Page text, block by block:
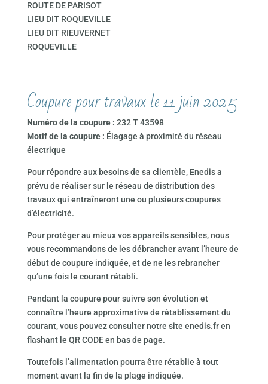
ROUTE DE PARISOT
LIEU DIT ROQUEVILLE
LIEU DIT RIEUVERNET
ROQUEVILLE
Coupure pour travaux le 11 juin 2025
Numéro de la coupure : 232 T 43598
Motif de la coupure : Élagage à proximité du réseau
électrique
Pour répondre aux besoins de sa clientèle, Enedis a
prévu de réaliser sur le réseau de distribution des
travaux qui entraîneront une ou plusieurs coupures
d’électricité.
Pour protéger au mieux vos appareils sensibles, nous
vous recommandons de les débrancher avant l’heure de
début de coupure indiquée, et de ne les rebrancher
qu’une fois le courant rétabli.
Pendant la coupure pour suivre son évolution et
connaître l’heure approximative de rétablissement du
courant, vous pouvez consulter notre site enedis.fr en
flashant le QR CODE en bas de page.
Toutefois l’alimentation pourra être rétablie à tout
moment avant la fin de la plage indiquée.